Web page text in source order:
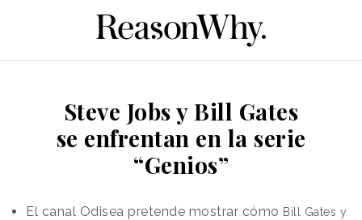
Steve Jobs y Bill Gates
se enfrentan en la serie
“Genios”
El canal Odisea pretende mostrar cómo Bill Gates y